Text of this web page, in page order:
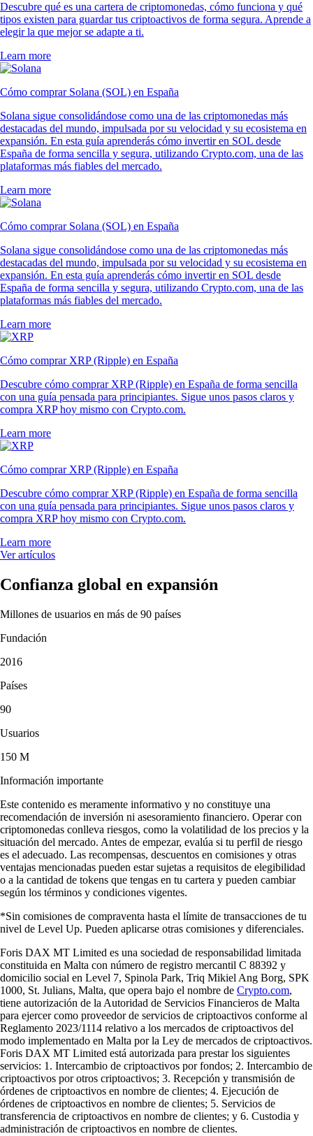
Descubre qué es una cartera de criptomonedas, cómo funciona y qué
tipos existen para guardar tus criptoactivos de forma segura. Aprende a
elegir la que mejor se adapte a ti.
Learn more
Cómo comprar Solana (SOL) en España
Solana sigue consolidándose como una de las criptomonedas más
destacadas del mundo, impulsada por su velocidad y su ecosistema en
expansión. En esta guía aprenderás cómo invertir en SOL desde
España de forma sencilla y segura, utilizando Crypto.com, una de las
plataformas más fiables del mercado.
Learn more
Cómo comprar Solana (SOL) en España
Solana sigue consolidándose como una de las criptomonedas más
destacadas del mundo, impulsada por su velocidad y su ecosistema en
expansión. En esta guía aprenderás cómo invertir en SOL desde
España de forma sencilla y segura, utilizando Crypto.com, una de las
plataformas más fiables del mercado.
Learn more
Cómo comprar XRP (Ripple) en España
Descubre cómo comprar XRP (Ripple) en España de forma sencilla
con una guía pensada para principiantes. Sigue unos pasos claros y
compra XRP hoy mismo con Crypto.com.
Learn more
Cómo comprar XRP (Ripple) en España
Descubre cómo comprar XRP (Ripple) en España de forma sencilla
con una guía pensada para principiantes. Sigue unos pasos claros y
compra XRP hoy mismo con Crypto.com.
Learn more
Ver artículos
Confianza global en expansión
Millones de usuarios en más de 90 países
Fundación
2016
Países
90
Usuarios
150 M
Información importante
Este contenido es meramente informativo y no constituye una
recomendación de inversión ni asesoramiento financiero. Operar con
criptomonedas conlleva riesgos, como la volatilidad de los precios y la
situación del mercado. Antes de empezar, evalúa si tu perfil de riesgo
es el adecuado. Las recompensas, descuentos en comisiones y otras
ventajas mencionadas pueden estar sujetas a requisitos de elegibilidad
o a la cantidad de tokens que tengas en tu cartera y pueden cambiar
según los términos y condiciones vigentes.
*Sin comisiones de compraventa hasta el límite de transacciones de tu
nivel de Level Up. Pueden aplicarse otras comisiones y diferenciales.
Foris DAX MT Limited es una sociedad de responsabilidad limitada
constituida en Malta con número de registro mercantil C 88392 y
domicilio social en Level 7, Spinola Park, Triq Mikiel Ang Borg, SPK
1000, St. Julians, Malta, que opera bajo el nombre de Crypto.com,
tiene autorización de la Autoridad de Servicios Financieros de Malta
para ejercer como proveedor de servicios de criptoactivos conforme al
Reglamento 2023/1114 relativo a los mercados de criptoactivos del
modo implementado en Malta por la Ley de mercados de criptoactivos.
Foris DAX MT Limited está autorizada para prestar los siguientes
servicios: 1. Intercambio de criptoactivos por fondos; 2. Intercambio de
criptoactivos por otros criptoactivos; 3. Recepción y transmisión de
órdenes de criptoactivos en nombre de clientes; 4. Ejecución de
órdenes de criptoactivos en nombre de clientes; 5. Servicios de
transferencia de criptoactivos en nombre de clientes; y 6. Custodia y
administración de criptoactivos en nombre de clientes.